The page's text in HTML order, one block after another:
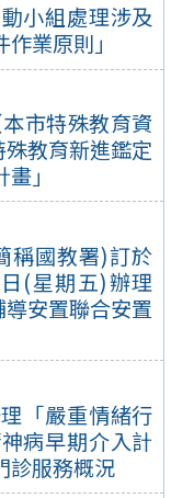
小組處理涉及
業原則」
市特殊教育資
教育新進鑑定
」
稱國教署)訂於
(星期五)辦理
導安置聯合安置
「嚴重情緒行
病早期介入計
診服務概況